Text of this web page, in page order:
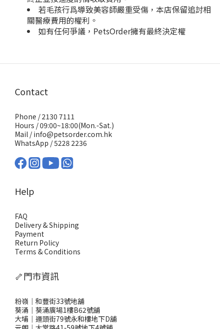
若毛孩行爲導致美容師嚴重受傷，本店保留追討相
關醫療費用的權利。
如有任何爭議，PetsOrder擁有最終決定權
Contact
Phone / 2130 7111
Hours / 09:00~18:00(Mon.-Sat.)
Mail / info@petsorder.com.hk
WhatsApp /5228 2236
Help
FAQ
Delivery & Shipping
Payment
Return Policy
Terms & Conditions
🦴門市資訊
粉嶺｜和豐街33號地舖
葵涌｜葵涌廣場1樓B62號舖
大埔｜運頭街79號永和樓地下D舖